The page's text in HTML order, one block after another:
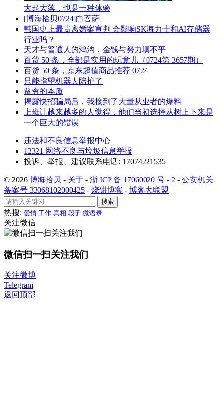
大起大落，也是一种体验
[博海拾贝0724]白菩萨
韩国史上最贵离婚案宣判 会影响SK海力士和AI存储器
行业吗？
天才与普通人的鸿沟，金钱与努力填不平
百货 50 条，全部是实用的玩意儿（0724第 3657期）
百货 50 条，京东超值商品推荐 0724
只能指望机器人陪护了
贫穷的本质
揭露快招骗局后，我接到了大量从业者的爆料
上班让越来越多的人觉得，他们当初选择从树上下来是
一个巨大的错误
违法和不良信息举报中心
12321 网络不良与垃圾信息举报
投诉、举报、建议联系电话: 17074221535
© 2026 博海拾贝 - 关于 - 浙 ICP 备 17060020 号 - 2 - 公安机关
备案号 33068102000425 - 烧饼博客 - 博客大联盟
搜索
热搜: 爱情 工作 真相 段子 微语录
关注微信
微信扫一扫关注我们
关注微博
Telegram
返回顶部